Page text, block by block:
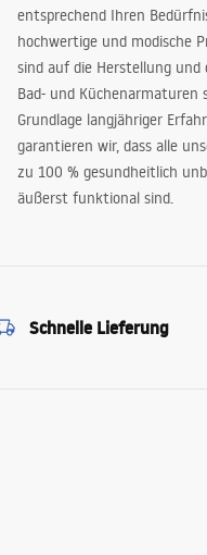
entsprechend Ihren
hochwertige und modische
sind auf die Herstellung
Bad- und Küchenarmaturen
Grundlage langjähriger
garantieren wir, dass alle
zu 100 % gesundheitlich
äußerst funktional sind.
Schnelle Lieferung